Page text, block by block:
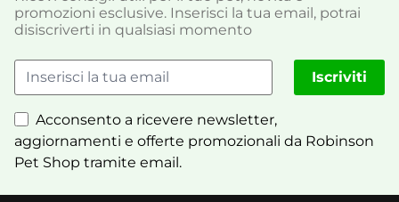
promozioni esclusive. Inserisci la tua email, potrai
disiscriverti in qualsiasi momento
Acconsento a ricevere newsletter,
aggiornamenti e offerte promozionali da Robinson
Pet Shop tramite email.
Iscriviti